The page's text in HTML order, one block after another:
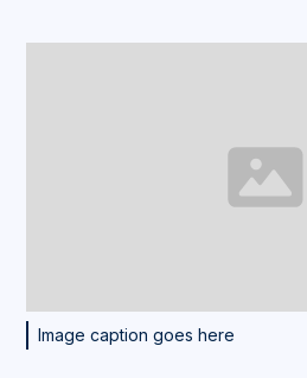
Image caption goes here